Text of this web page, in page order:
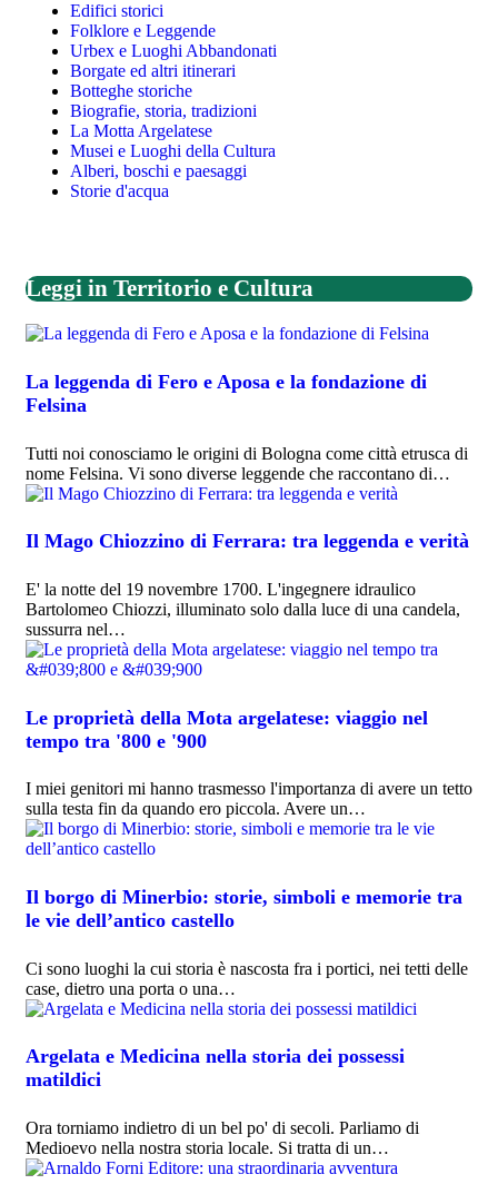
Edifici storici
Folklore e Leggende
Urbex e Luoghi Abbandonati
Borgate ed altri itinerari
Botteghe storiche
Biografie, storia, tradizioni
La Motta Argelatese
Musei e Luoghi della Cultura
Alberi, boschi e paesaggi
Storie d'acqua
Leggi in Territorio e Cultura
La leggenda di Fero e Aposa e la fondazione di
Felsina
Tutti noi conosciamo le origini di Bologna come città etrusca di
nome Felsina. Vi sono diverse leggende che raccontano di…
Il Mago Chiozzino di Ferrara: tra leggenda e verità
E' la notte del 19 novembre 1700. L'ingegnere idraulico
Bartolomeo Chiozzi, illuminato solo dalla luce di una candela,
sussurra nel…
Le proprietà della Mota argelatese: viaggio nel
tempo tra '800 e '900
I miei genitori mi hanno trasmesso l'importanza di avere un tetto
sulla testa fin da quando ero piccola. Avere un…
Il borgo di Minerbio: storie, simboli e memorie tra
le vie dell’antico castello
Ci sono luoghi la cui storia è nascosta fra i portici, nei tetti delle
case, dietro una porta o una…
Argelata e Medicina nella storia dei possessi
matildici
Ora torniamo indietro di un bel po' di secoli. Parliamo di
Medioevo nella nostra storia locale. Si tratta di un…